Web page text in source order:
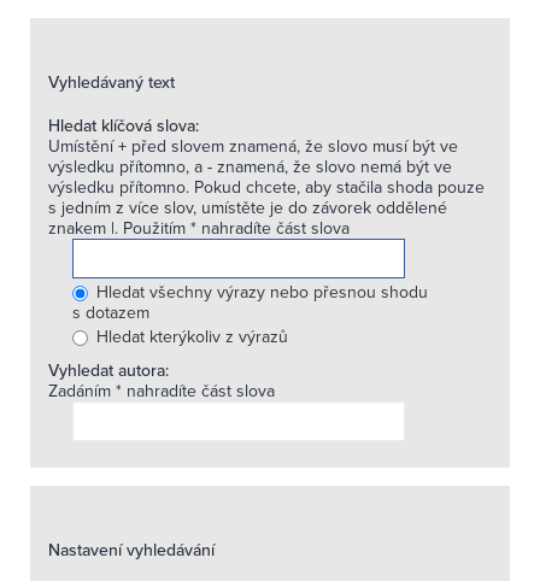
Vyhledávaný text
Hledat klíčová slova:
Umístění+ před slovem znamená, že slovo musí být ve
výsledku přítomno, a - znamená, že slovo nemá být ve
výsledku přítomno. Pokud chcete, aby stačila shoda pouze
s jedním z více slov, umístěte je do závorek oddělené
znakem |. Použitím * nahradíte část slova
Hledat všechny výrazy nebo přesnou shodu
s dotazem
Hledat kterýkoliv z výrazů
Vyhledat autora:
Zadáním * nahradíte část slova
Nastavení vyhledávání